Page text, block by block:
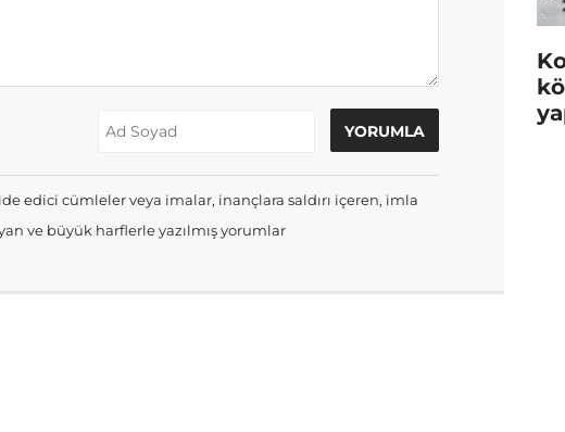
edici cümleler veya imalar, inançlara saldırı içeren, imla
ve büyük harflerle yazılmış yorumlar